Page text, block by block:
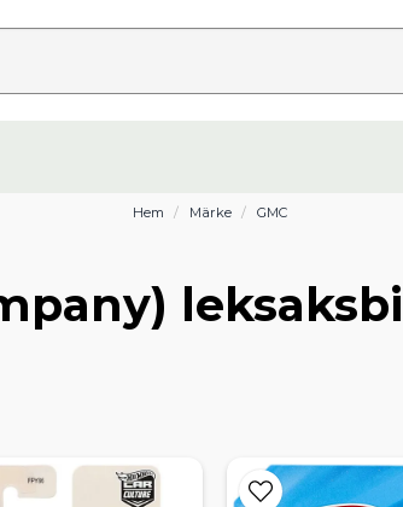
Hem Märke GMC